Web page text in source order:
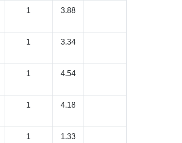
1 3.88
1 3.34
1 4.54
1 4.18
1 1.33